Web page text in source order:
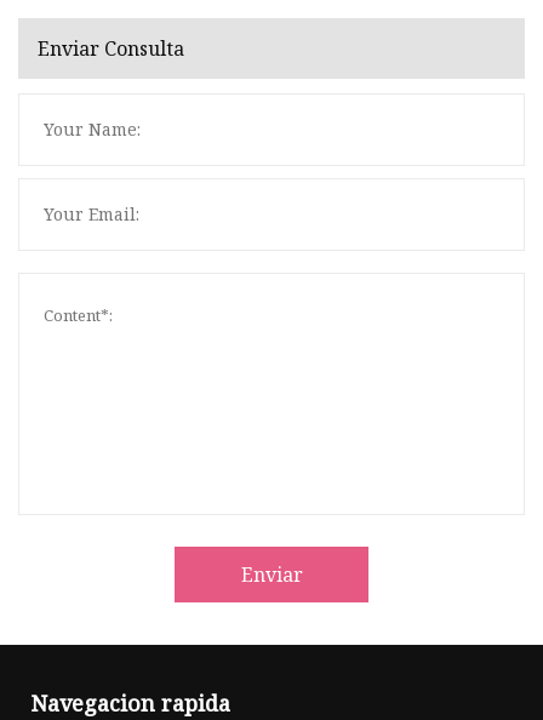
Enviar Consulta
Enviar
Navegacion rapida